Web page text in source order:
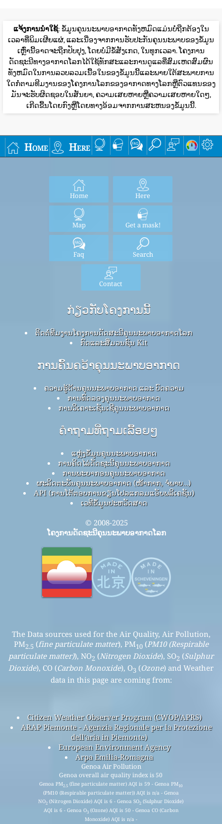
ແຈ້ງການນໍາໃຊ້: ຂໍ້ມູນຄຸນນະພາບອາກາດທັງຫມົດແມ່ນບໍ່ຖືກຕ້ອງໃນ
ເວລາທີ່ພິມເຜີຍແຜ່, ແລະເນື່ອງຈາກການຮັບປະກັນຄຸນນະພາບຂອງຂໍ້ມູນ
ເຫຼົ່ານີ້ອາດຈະຖືກປັບປຸງ, ໂດຍບໍ່ມີຂໍ້ສັງເກດ, ໃນທຸກເວລາ. ໂຄງການ
ດັດຊະນີທາງອາກາດໂລກໄດ້ໃຊ້ທັກສະແລະການດູແລທີ່ສົມເຫດສົມຜົນ
ທັງຫມົດໃນການລວບລວມເນື້ອໃນຂອງຂໍ້ມູນນີ້ແລະພາຍໃຕ້ສະພາບການ
ໃດກໍ່ຕາມທີມງານຂອງໂຄງການໂລກຂອງອາກາດທາງໂລກຫຼືຕົວແທນຂອງ
ມັນຈະຮັບຜິດຊອບໃນສັນຍາ, ຄວາມເສຍຫາຍຫຼືຄວາມເສຍຫາຍໃດໆ,
ເກີດຂື້ນໂດຍກົງຫຼືໂດຍທາງອ້ອມຈາກການສະຫນອງຂໍ້ມູນນີ້.
Home Here
Home Here
Map Get a mask!
Faq Search
Contact
ກ່ຽວກັບໂຄງການນີ້
ຕິດຕໍ່ທີມງານໂຄງການດັດສະນີຄຸນນະພາບອາກາດໂລກ
ກົດ​ແລະ​ສື່​ມວນ​ຊົນ Kit
ການຄົ້ນຄວ້າຄຸນນະພາບອາກາດ
ຄວາມຮູ້ດ້ານຄຸນນະພາບອາກາດ ແລະ ບົດຄວາມ
ການທົດລອງຄຸນນະພາບອາກາດ
ການວິເຄາະເຊັນເຊີຄຸນນະພາບອາກາດ
ຄໍາຖາມທີ່ຖາມເລື້ອຍໆ
ແຫຼ່ງຂໍ້ມູນຄຸນນະພາບອາກາດ
ການຄິດໄລ່ດັດຊະນີຄຸນນະພາບອາກາດ
ການພະຍາກອນຄຸນນະພາບອາກາດ
ຜະລິດຕະພັນຄຸນນະພາບອາກາດ (ໜ້າກາກ, ຈໍພາບ…)
API (ການໂຕ້ຕອບການຂຽນໂປລແກລມແອັບພລິເຄຊັນ)
ເວທີຂໍ້ມູນປະຫວັດສາດ
© 2008-2025
ໂຄງການດັດຊະນີຄຸນນະພາບອາກາດໂລກ
The Data sources used for the Air Quality, Air Pollution,
PM2.5 (fine particulate matter), PM10(PM10 (Respirable
particulate matter)), NO2 (Nitrogen Dioxide), SO2 (Sulphur
Dioxide), CO (Carbon Monoxide), O3 (Ozone) and Weather
data in this page are coming from:
Citizen Weather Observer Program (CWOP/APRS)
ARAP Piemonte - Agenzia Regionale per la Protezione
dell'aria in Piemonte)
European Environment Agency
Arpa Emilia-Romagna
Genoa Air Pollution
Genoa overall air quality index is 50
Genoa PM2.5 (fine particulate matter) AQI is 59 - Genoa PM10
(PM10 (Respirable particulate matter)) AQI is n/a - Genoa
NO2 (Nitrogen Dioxide) AQI is 6 - Genoa SO2 (Sulphur Dioxide)
AQI is 6 - Genoa O3(Ozone) AQI is 50 - Genoa CO (Carbon
Monoxide) AQI is n/a -